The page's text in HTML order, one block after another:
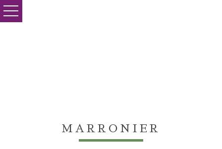
toggle
navigation
MARRONIER